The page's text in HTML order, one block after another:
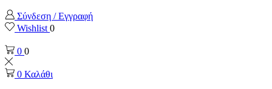
Σύνδεση / Εγγραφή
Wishlist 0
0 0
0 Καλάθι